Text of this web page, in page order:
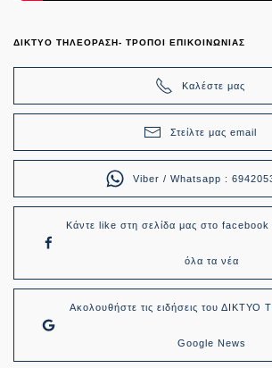
ΔΙΚΤΥΟ ΤΗΛΕΟΡΑΣΗ- ΤΡΟΠΟΙ ΕΠΙΚΟΙΝΩΝΙΑΣ
Καλέστε μας
Στείλτε μας email
Viber / Whatsapp :
Κάντε like στη σελίδα μας στο facebook
όλα τα νέα
Ακολουθήστε τις ειδήσεις του
Google News